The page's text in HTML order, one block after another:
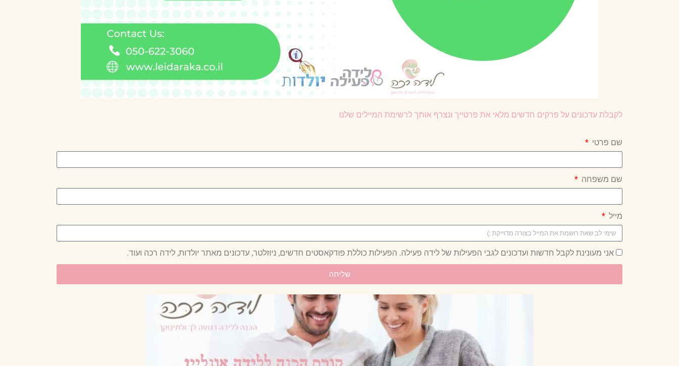
לקבלת עדכונים על פרקים חדשים מלאי את פרטייך ונצרף אותך לרשימת המיילים שלנו
שם פרטי
שם משפחה
מייל
אני מעונינת לקבל חדשות ועדכונים לגבי הפעילות של לידה פעילה. הפעילות כוללת פודקאסטים חדשים, ניוזלטר, עדכונים מאתר יולדות, לידה רכה ועוד.
שליחה